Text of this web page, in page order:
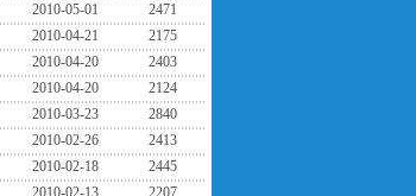
2010-05-01
2471
2010-04-21
2175
2010-04-20
2403
2010-04-20
2124
2010-03-23
2840
2010-02-26
2413
2010-02-18
2445
2010-02-13 2207